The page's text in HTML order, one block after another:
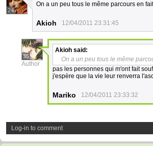
24
On a un peu tous le même parcours en
Akioh 12/04/2011 23:31:45
35
Author
Akioh said:
On a un peu tous le même
pas les personnes qui m'ont fait
j'espère que la vie leur renverra
Mariko 12/04/2011 23:33:32
Log-in to comment